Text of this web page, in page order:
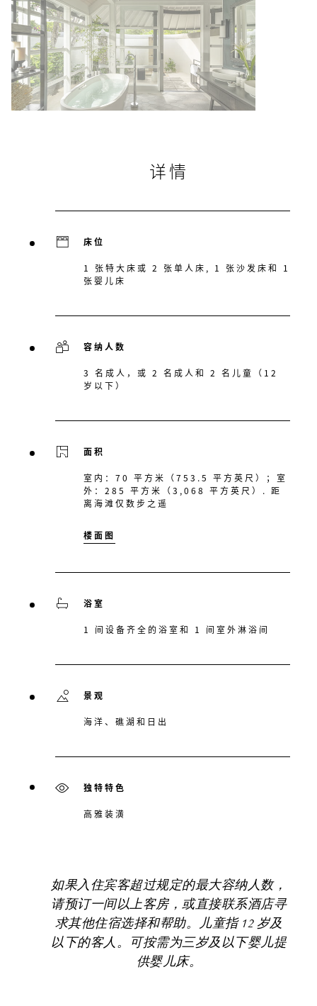
详情
床位
1 张特大床或 2 张单人床, 1 张沙发床和 1
张婴儿床
容纳人数
3 名成人，或 2 名成人和 2 名儿童（12
岁以下）
面积
室内：70 平方米（753.5 平方英尺）；室
外：285 平方米（3,068 平方英尺）. 距
离海滩仅数步之遥
楼面图
浴室
1 间设备齐全的浴室和 1 间室外淋浴间
景观
海洋、礁湖和日出
独特特色
高雅装潢
如果入住宾客超过规定的最大容纳人数，
请预订一间以上客房，或直接联系酒店寻
求其他住宿选择和帮助。儿童指 12 岁及
以下的客人。可按需为三岁及以下婴儿提
供婴儿床。